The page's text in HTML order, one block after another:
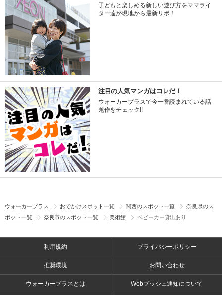
子どもと楽しめる新しい遊び方をママライ
ター達が現地から最新リポ！
注目の人気マンガはコレだ！
ウォーカープラスで今一番読まれている話
題作をチェック!!
ウォーカープラス おでかけスポット一覧 関西のスポット一覧
奈良県のス
ポット一覧
奈良市のスポット一覧 美術館 ベビーカー貸出あり
利用規約 プライバシーポリシー
推奨環境 お問い合わせ
ウォーカープラスとは Webプッシュ通知について